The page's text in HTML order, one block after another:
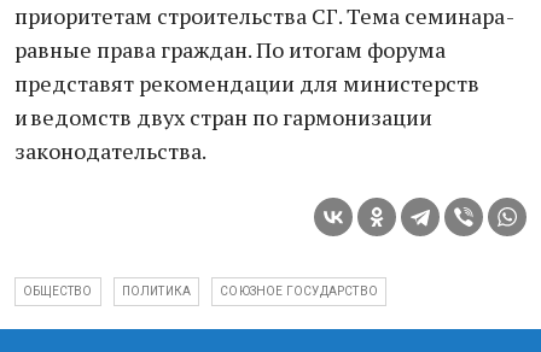
приоритетам строительства СГ. Тема семинара -
равные права граждан. По итогам форума
представят рекомендации для министерств
и ведомств двух стран по гармонизации
законодательства.
ОБЩЕСТВО ПОЛИТИКА СОЮЗНОЕ ГОСУДАРСТВО